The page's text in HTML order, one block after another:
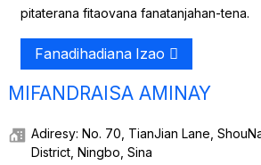
pitaterana fitaovana fanatanjahan-tena.
Fanadihadiana Izao
MIFANDRAISA AMINAY
Adiresy: No. 70, TianJian Lane,
District, Ningbo, Sina